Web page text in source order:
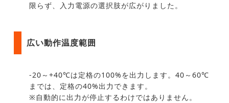
限らず、入力電源の選択肢が広がりました。
広い動作温度範囲
-20～+40℃は定格の100%を出力します。40～60℃
までは、定格の40%出力できます。
※自動的に出力が停止するわけではありません。